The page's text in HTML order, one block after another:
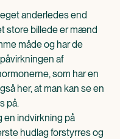
anderledes end
store billede er mænd
måde og har de
af
som har en
her, at man kan se en
på.
en indvirkning på
hudlag forstyrres og